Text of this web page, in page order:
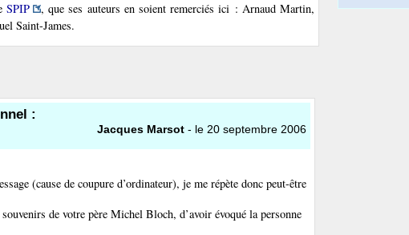
SPIP
, que ses auteurs en soient remerciés ici : Arnaud Martin,
Saint-James.
:
Jacques Marsot - le 20 septembre 2006
(cause de coupure d’ordinateur), je me répète donc peut-être
de votre père Michel Bloch, d’avoir évoqué la personne